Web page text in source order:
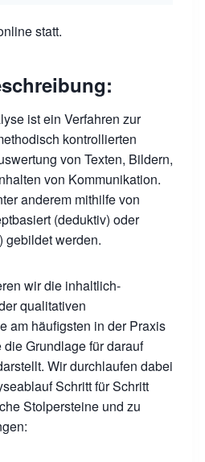
statt.
ist ein Verfahren zur
kontrollierten
von Texten, Bildern,
von Kommunikation.
anderem mithilfe von
(deduktiv) oder
gebildet werden.
wir die inhaltlich-
qualitativen
am häufigsten in der Praxis
Grundlage für darauf
Wir durchlaufen dabei
Schritt für Schritt
Stolpersteine und zu